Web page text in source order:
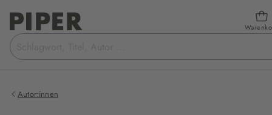
Suchbegriff
eingeben
Autor:innen